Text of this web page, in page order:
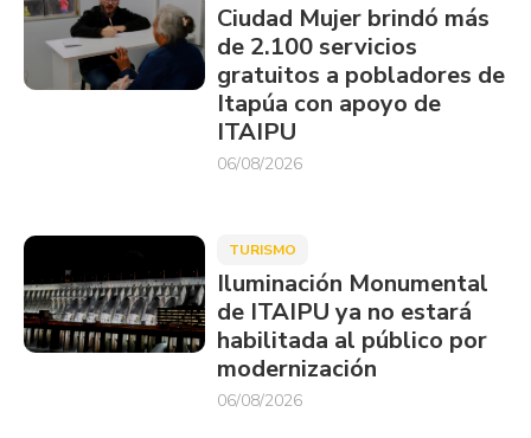
Ciudad Mujer brindó más
de 2.100 servicios
gratuitos a pobladores de
Itapúa con apoyo de
ITAIPU
06/08/2026
TURISMO
Iluminación Monumental
de ITAIPU ya no estará
habilitada al público por
modernización
06/08/2026